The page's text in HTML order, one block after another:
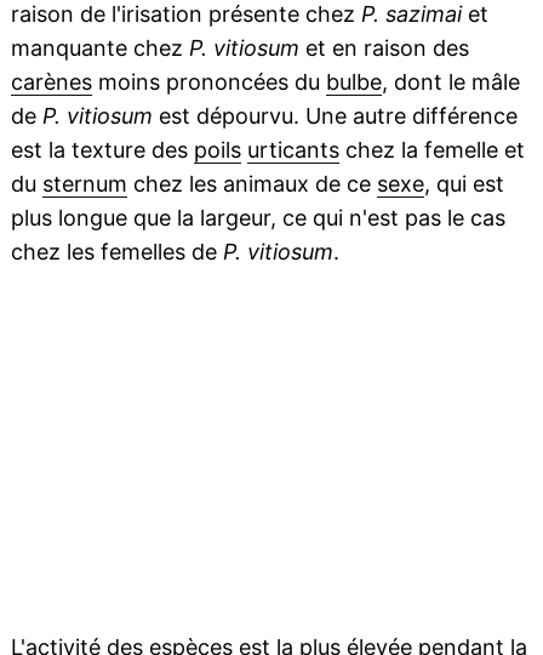
raison de l'irisation présente chez P. sazimaiet
manquante chez P. vitiosum et en raison des
carènesmoins prononcées du bulbe, dont le mâle
de P. vitiosum est dépourvu. Une autre différence
est la texture des poils urticantschez la femelle et
du sternum chez les animaux de ce sexe, qui est
plus longue que la largeur, ce qui n'est pas le cas
chez les femelles de P. vitiosum.
L'activité des espèces est la plus élevée pendant la